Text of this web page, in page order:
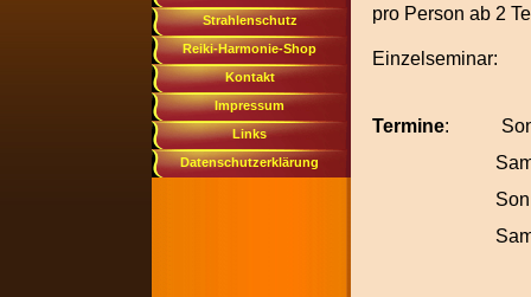
Strahlenschutz
Reiki-Harmonie-Shop
Kontakt
Impressum
Links
Datenschutzerklärung
pro Person ab 2
Einzelseminar
Termine:
Samstag,
Sonntag,
Samstag,